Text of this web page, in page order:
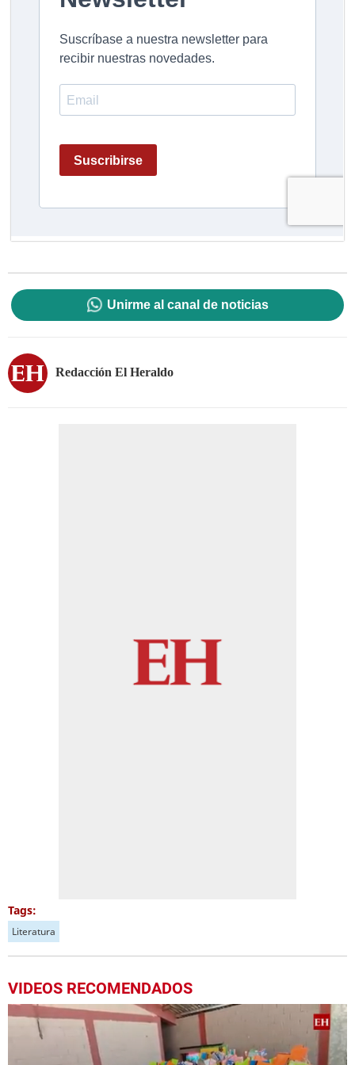
Unirme al canal de noticias
Redacción El Heraldo
Tags:
Literatura
VIDEOS RECOMENDADOS